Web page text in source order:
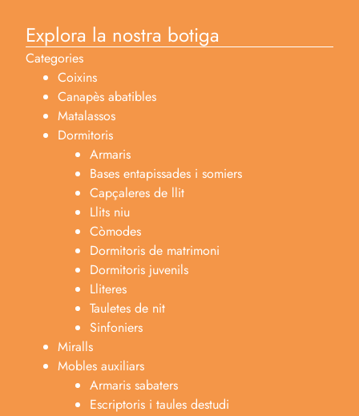
Explora la nostra botiga
Categories
Coixins
Canapès abatibles
Matalassos
Dormitoris
Armaris
Bases entapissades i somiers
Capçaleres de llit
Llits niu
Còmodes
Dormitoris de matrimoni
Dormitoris juvenils
Lliteres
Tauletes de nit
Sinfoniers
Miralls
Mobles auxiliars
Armaris sabaters
Escriptoris i taules destudi